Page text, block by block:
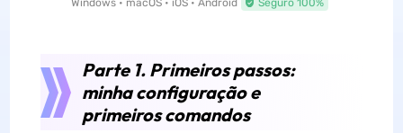
Windows • macOS • iOS • Android Seguro 100%
Parte 1. Primeiros passos:
minha configuração e
primeiros comandos